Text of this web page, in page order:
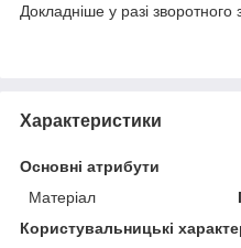
Докладніше у разі
Характеристики
Основні атрибути
Матеріал
Користувальницькі